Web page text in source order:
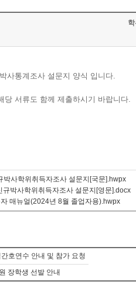
사통계조사 설문지 양식 입니다.
당 서류도 함께 제출하시기 바랍니다.
박사학위취득자조사 설문지[국문].hwpx
규박사학위취득자조사 설문지[영문].docx
매뉴얼(2024년 8월 졸업자용).hwpx
호연수 안내 및 참가 요청
장학생 선발 안내